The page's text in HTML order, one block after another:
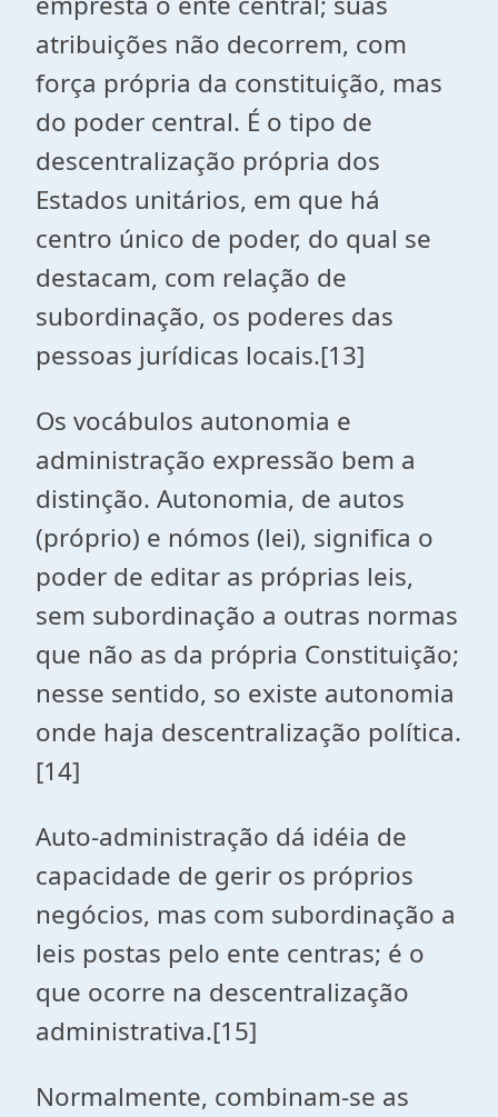
atribuições não decorrem, com
força própria da constituição, mas
do poder central. É o tipo de
descentralização própria dos
Estados unitários, em que há
centro único de poder, do qual se
destacam, com relação de
subordinação, os poderes das
pessoas jurídicas locais.[13]
Os vocábulos autonomia e
administração expressão bem a
distinção. Autonomia, de autos
(próprio) e nómos (lei), significa o
poder de editar as próprias leis,
sem subordinação a outras normas
que não as da própria Constituição;
nesse sentido, so existe autonomia
onde haja descentralização política.
[14]
Auto-administração dá idéia de
capacidade de gerir os próprios
negócios, mas com subordinação a
leis postas pelo ente centras; é o
que ocorre na descentralização
administrativa.[15]
Normalmente, combinam-se as